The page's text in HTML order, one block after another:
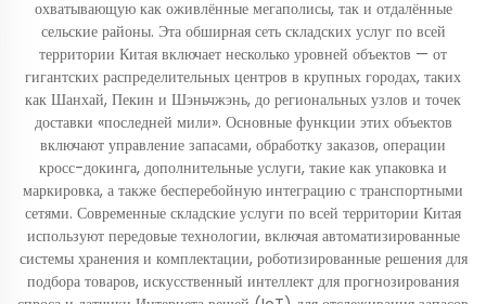
охватывающую как оживлённые мегаполисы, так и отдалённые
сельские районы. Эта обширная сеть складских услуг по всей
территории Китая включает несколько уровней объектов — от
гигантских распределительных центров в крупных городах, таких
как Шанхай, Пекин и Шэньчжэнь, до региональных узлов и точек
доставки «последней мили». Основные функции этих объектов
включают управление запасами, обработку заказов, операции
кросс-докинга, дополнительные услуги, такие как упаковка и
маркировка, а также бесперебойную интеграцию с транспортными
сетями. Современные складские услуги по всей территории Китая
используют передовые технологии, включая автоматизированные
системы хранения и комплектации, роботизированные решения для
подбора товаров, искусственный интеллект для прогнозирования